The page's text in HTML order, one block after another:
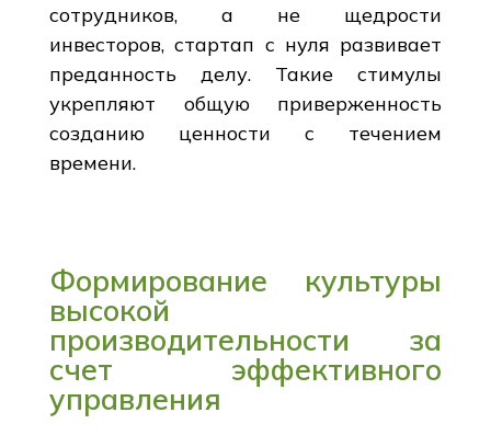
сотрудников, а не щедрости
инвесторов, стартап с нуля развивает
преданность делу. Такие стимулы
укрепляют общую приверженность
созданию ценности с течением
времени.
Формирование культуры
высокой
производительности за
счет эффективного
управления